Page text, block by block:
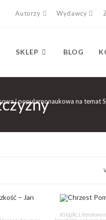
Autorzy Wydawcy
SKLEP BLOG
i popularnonaukowa na temat
Książki, Literatura